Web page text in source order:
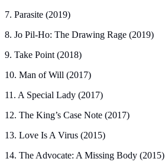
7. Parasite (2019)
8. Jo Pil-Ho: The Drawing Rage (2019)
9. Take Point (2018)
10. Man of Will (2017)
11. A Special Lady (2017)
12. The King’s Case Note (2017)
13. Love Is A Virus (2015)
14. The Advocate: A Missing Body (2015)